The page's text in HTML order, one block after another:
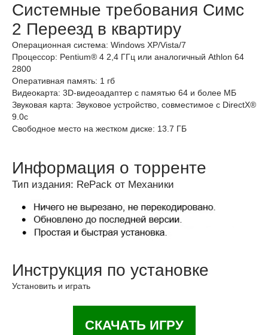
Системные требования Симс
2 Переезд в квартиру
Операционная система: Windows XP/Vista/7
Процессор: Pentium® 4 2,4 ГГц или аналогичный Athlon 64
2800
Оперативная память: 1 гб
Видеокарта: 3D-видеоадаптер с памятью 64 и более МБ
Звуковая карта: Звуковое устройство, совместимое с DirectX®
9.0с
Свободное место на жестком диске: 13.7 ГБ
Информация о торренте
Тип издания: RePack от Механики
Инструкция по установке
Установить и играть
СКАЧАТЬ ИГРУ